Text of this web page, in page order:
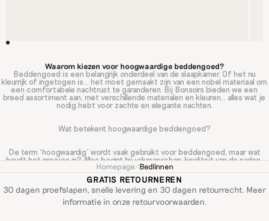
Waarom kiezen voor hoogwaardige beddengoed?
Beddengoed is een belangrijk onderdeel van de slaapkamer. Of het nu
kleurrijk of ingetogen is… het moet gemaakt zijn van een nobel materiaal om
een comfortabele nachtrust te garanderen. Bij Bonsoirs bieden we een
breed assortiment aan, met verschillende materialen en kleuren… alles wat je
nodig hebt voor zachte en elegante nachten.
Wat betekent hoogwaardige beddengoed?
De term ‘hoogwaardig’ wordt vaak gebruikt voor beddengoed, maar wat
houdt het precies in? Alles begint bij vakmanschap: kwaliteit van de naden,
afwerking en details het zijn zaken die een scherp oog meteen herkent.
Hoogwaardig beddengoed straalt direct verfijning uit. Ook het materiaal is
een belangrijke indicatie van de kwaliteit. Percale katoen, satijn katoen,
gewassen linnen, katoenen gaas, gewassen percale dit zijn allemaal nobele
materialen die bekend staan om hun kwaliteit. Hoogwaardig beddengoed
staat garant voor een diepe slaap en een stijlvolle slaapkamer.
Homepage/Bedlinnen
GRATIS RETOURNEREN
30 dagen proefslapen, snelle levering en 30 dagen retourrecht. Meer
informatie in onze retourvoorwaarden.